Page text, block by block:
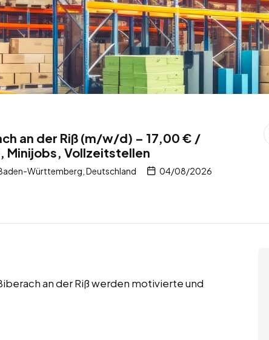
an der Riß (m/w/d) – 17,00 € /
Minijobs, Vollzeitstellen
Württemberg, Deutschland 04/08/2026
an der Riß werden motivierte und